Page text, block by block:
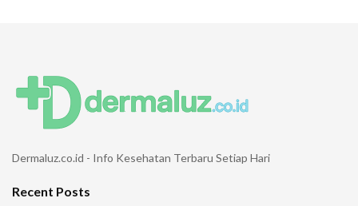
Dermaluz.co.id - Info Kesehatan Terbaru Setiap Hari
Recent Posts